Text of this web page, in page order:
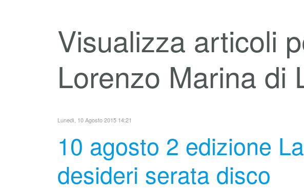
Visualizza articoli
Lorenzo Marina di
Lunedì, 10 Agosto 2015 14:21
10 agosto 2 edizione
desideri serata disco